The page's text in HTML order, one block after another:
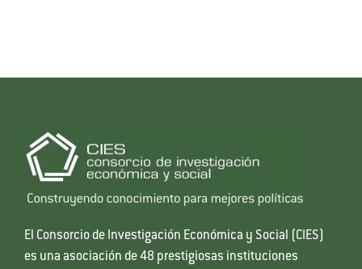
El Consorcio de Investigación Económica y Social (CIES)
es una asociación de 48 prestigiosas instituciones